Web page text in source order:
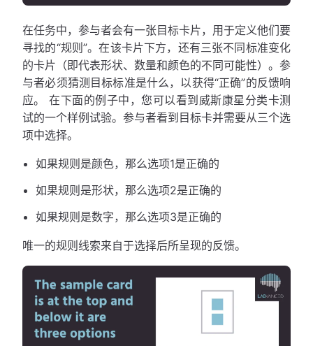
在任务中，参与者会有一张目标卡片，用于定义他们要
寻找的“规则”。在该卡片下方，还有三张不同标准变化
的卡片（即代表形状、数量和颜色的不同可能性）。参
与者必须猜测目标标准是什么，以获得“正确”的反馈响
应。 在下面的例子中，您可以看到威斯康星分类卡测
试的一个样例试验。参与者看到目标卡并需要从三个选
项中选择。
如果规则是颜色，那么选项1是正确的
如果规则是形状，那么选项2是正确的
如果规则是数字，那么选项3是正确的
唯一的规则线索来自于选择后所呈现的反馈。